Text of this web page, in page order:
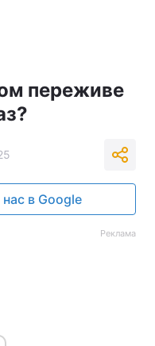
переживе
нас в Google
Реклама